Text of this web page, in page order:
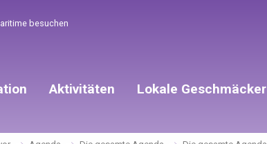
besuchen
Aktivitäten Lokale Geschmäcker